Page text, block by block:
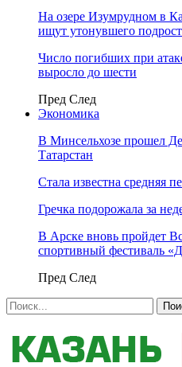
На озере Изумрудном в
ищут утонувшего
Число погибших при
выросло до шести
Пред След
Экономика
В Минсельхозе прошел
Татарстан
Стала известна средняя
Гречка подорожала за
В Арске вновь пройдет
спортивный фестиваль
Пред След